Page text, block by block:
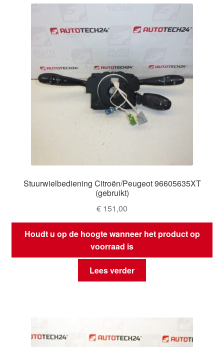
Stuurwielbediening Citroën/Peugeot 96605635XT
(gebruikt)
€ 151,00
Houdt u op de hoogte wanneer het product op
voorraad is
Lees verder